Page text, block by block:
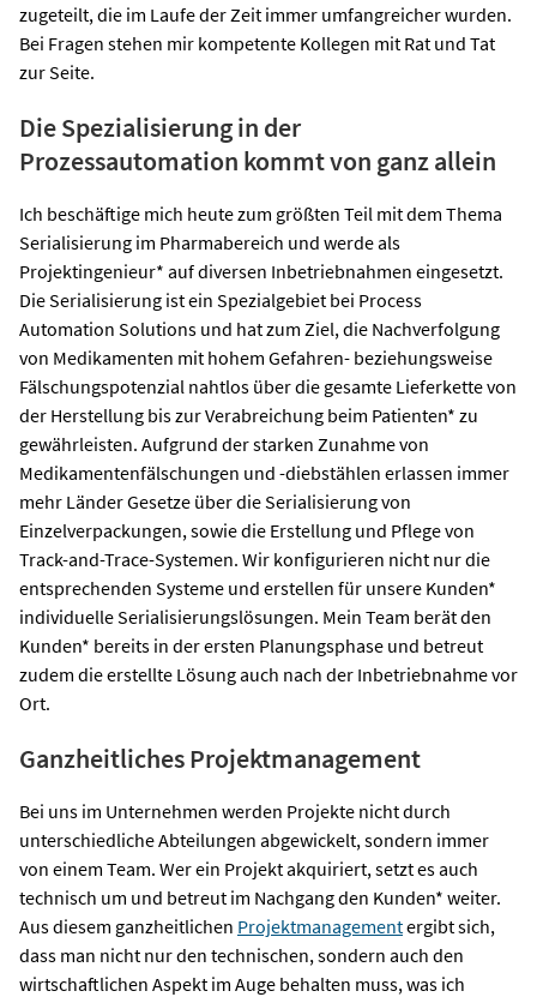
zugeteilt, die im Laufe der Zeit immer umfangreicher wurden.
Bei Fragen stehen mir kompetente Kollegen mit Rat und Tat
zur Seite.
Die Spezialisierung in der
Prozessautomation kommt von ganz allein
Ich beschäftige mich heute zum größten Teil mit dem Thema
Serialisierung im Pharmabereich und werde als
Projektingenieur* auf diversen Inbetriebnahmen eingesetzt.
Die Serialisierung ist ein Spezialgebiet bei Process
Automation Solutions und hat zum Ziel, die Nachverfolgung
von Medikamenten mit hohem Gefahren- beziehungsweise
Fälschungspotenzial nahtlos über die gesamte Lieferkette von
der Herstellung bis zur Verabreichung beim Patienten* zu
gewährleisten. Aufgrund der starken Zunahme von
Medikamentenfälschungen und -diebstählen erlassen immer
mehr Länder Gesetze über die Serialisierung von
Einzelverpackungen, sowie die Erstellung und Pflege von
Track-and-Trace-Systemen. Wir konfigurieren nicht nur die
entsprechenden Systeme und erstellen für unsere Kunden*
individuelle Serialisierungslösungen. Mein Team berät den
Kunden* bereits in der ersten Planungsphase und betreut
zudem die erstellte Lösung auch nach der Inbetriebnahme vor
Ort.
Ganzheitliches Projektmanagement
Bei uns im Unternehmen werden Projekte nicht durch
unterschiedliche Abteilungen abgewickelt, sondern immer
von einem Team. Wer ein Projekt akquiriert, setzt es auch
technisch um und betreut im Nachgang den Kunden* weiter.
Aus diesem ganzheitlichen Projektmanagementergibt sich,
dass man nicht nur den technischen, sondern auch den
wirtschaftlichen Aspekt im Auge behalten muss, was ich